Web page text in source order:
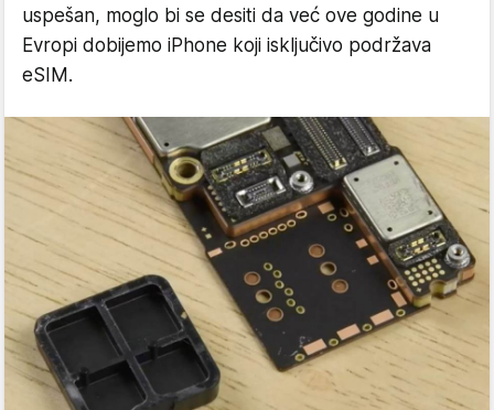
uspešan, moglo bi se desiti da već ove godine u
Evropi dobijemo iPhone koji isključivo podržava
eSIM.